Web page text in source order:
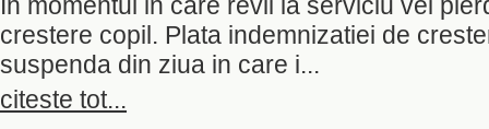
In momentul in care revii la serviciu vei
crestere copil. Plata indemnizatiei de
suspenda din ziua in care i...
citeste tot...